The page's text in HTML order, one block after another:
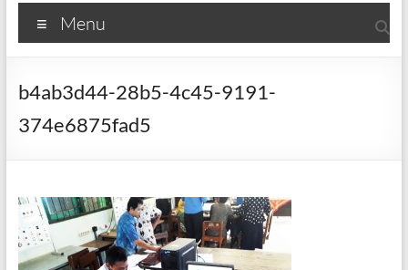
Menu
b4ab3d44-28b5-4c45-9191-
374e6875fad5